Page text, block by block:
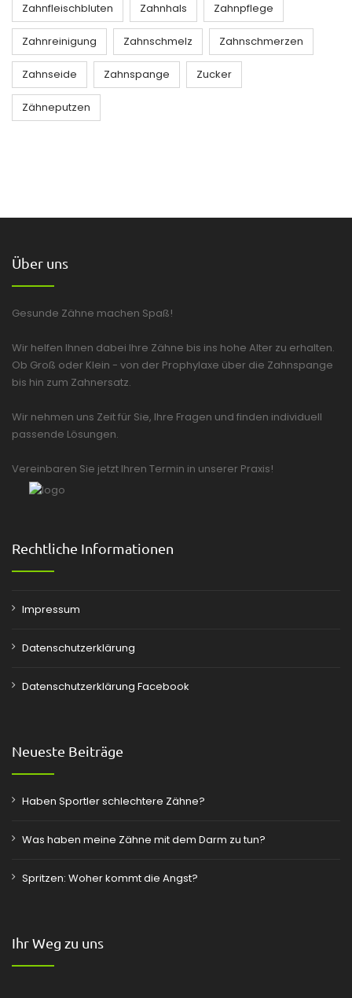
Zahnfleischbluten Zahnhals Zahnpflege
Zahnreinigung Zahnschmelz Zahnschmerzen
Zahnseide Zahnspange Zucker
Zähneputzen
Über uns
Gesunde Zähne machen Spaß!
Wir helfen Ihnen dabei Ihre Zähne bis ins hohe Alter zu erhalten.
Ob Groß oder Klein - von der Prophylaxe über die Zahnspange
bis hin zum Zahnersatz.
Wir nehmen uns Zeit für Sie, Ihre Fragen und finden individuell
passende Lösungen.
Vereinbaren Sie jetzt Ihren Termin in unserer Praxis!
Rechtliche Informationen
Impressum
Datenschutzerklärung
Datenschutzerklärung Facebook
Neueste Beiträge
Haben Sportler schlechtere Zähne?
Was haben meine Zähne mit dem Darm zu tun?
Spritzen: Woher kommt die Angst?
Ihr Weg zu uns